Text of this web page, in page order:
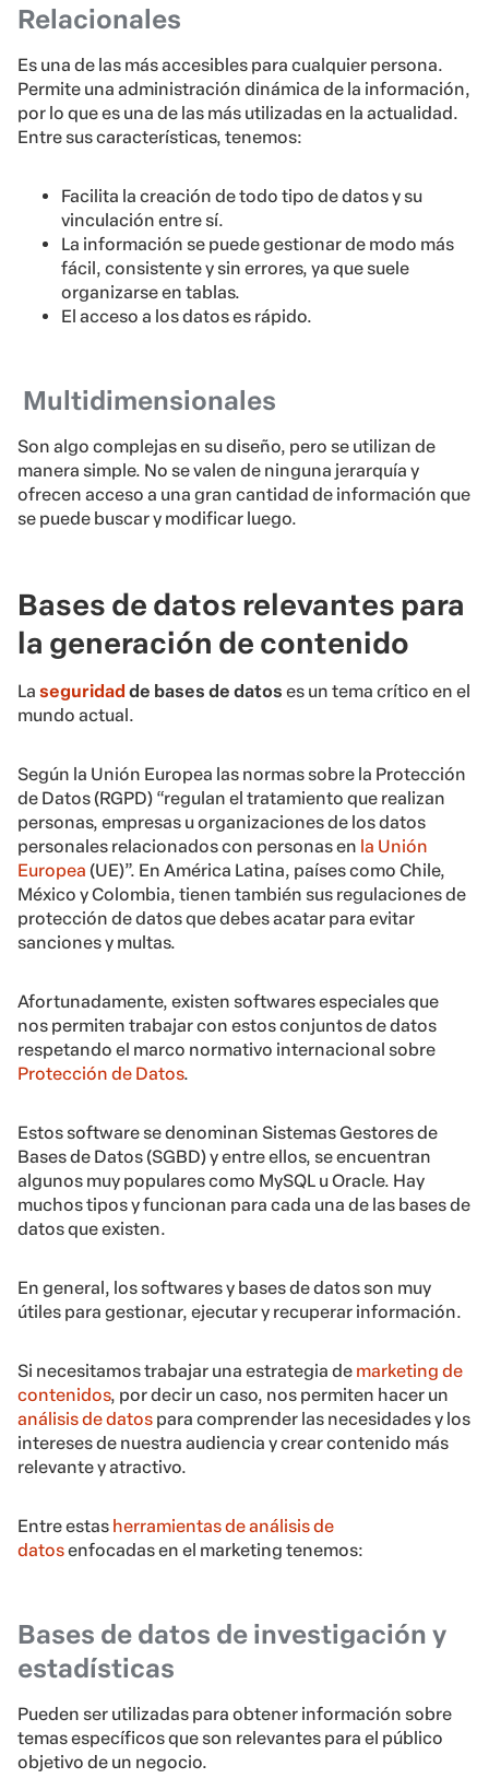
Relacionales
Es una de las más accesibles para cualquier persona.
Permite una administración dinámica de la información,
por lo que es una de las más utilizadas en la actualidad.
Entre sus características, tenemos:
Facilita la creación de todo tipo de datos y su
vinculación entre sí.
La información se puede gestionar de modo más
fácil, consistente y sin errores, ya que suele
organizarse en tablas.
El acceso a los datos es rápido.
Multidimensionales
Son algo complejas en su diseño, pero se utilizan de
manera simple. No se valen de ninguna jerarquía y
ofrecen acceso a una gran cantidad de información que
se puede buscar y modificar luego.
Bases de datos relevantes para
la generación de contenido
La seguridad de bases de datos es un tema crítico en el
mundo actual.
Según la Unión Europea las normas sobre la Protección
de Datos (RGPD) “regulan el tratamiento que realizan
personas, empresas u organizaciones de los datos
personales relacionados con personas en la Unión
Europea (UE)”. En América Latina, países como Chile,
México y Colombia, tienen también sus regulaciones de
protección de datos que debes acatar para evitar
sanciones y multas.
Afortunadamente, existen softwares especiales que
nos permiten trabajar con estos conjuntos de datos
respetando el marco normativo internacional sobre
Protección de Datos.
Estos software se denominan Sistemas Gestores de
Bases de Datos (SGBD) y entre ellos, se encuentran
algunos muy populares como MySQL u Oracle. Hay
muchos tipos y funcionan para cada una de las bases de
datos que existen.
En general, los softwares y bases de datos son muy
útiles para gestionar, ejecutar y recuperar información.
Si necesitamos trabajar una estrategia de marketing de
contenidos, por decir un caso, nos permiten hacer un
análisis de datos para comprender las necesidades y los
intereses de nuestra audiencia y crear contenido más
relevante y atractivo.
Entre estas herramientas de análisis de
datosenfocadas en el marketing tenemos:
Bases de datos de investigación y
estadísticas
Pueden ser utilizadas para obtener información sobre
temas específicos que son relevantes para el público
objetivo de un negocio.